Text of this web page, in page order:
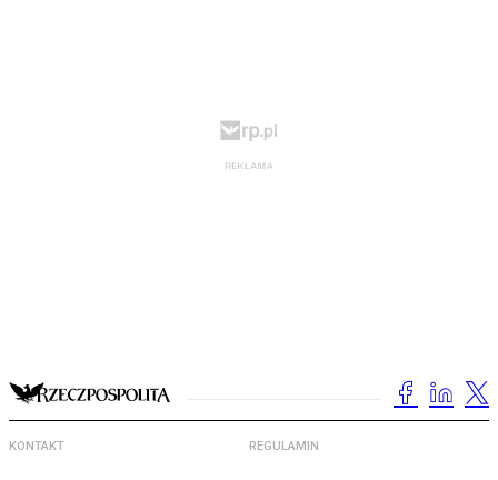
KONTAKT REGULAMIN